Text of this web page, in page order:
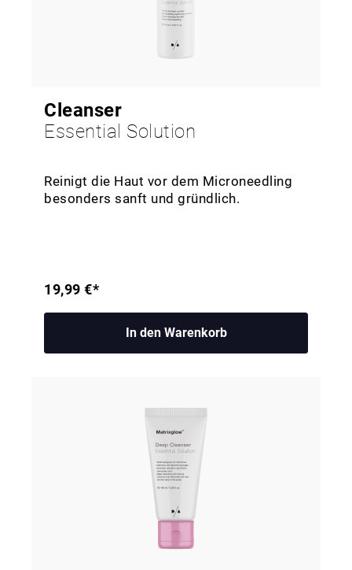
Cleanser
Essential Solution
Reinigt die Haut vor dem Microneedling
besonders sanft und gründlich.
19,99 €*
In den Warenkorb